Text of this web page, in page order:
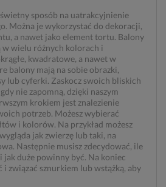
sposób na uatrakcyjnienie
Można je wykorzystać do dekoracji,
a nawet jako element tortu. Balony
wielu różnych kolorach i
kwadratowe, a nawet w
balony mają na sobie obrazki,
lub cyferki. Zaskocz swoich bliskich
nie zapomną, dzięki naszym
krokiem jest znalezienie
potrzeb. Możesz wybierać
i kolorów. Na przykład możesz
jak zwierzę lub taki, na
Następnie musisz zdecydować, ile
jak duże powinny być. Na koniec
i związać sznurkiem lub wstążką, aby